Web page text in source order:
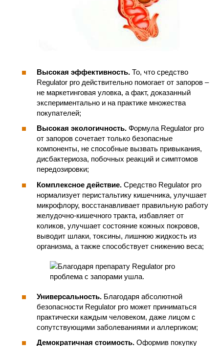
Высокая эффективность. То, что средство
Regulator pro действительно помогает от запоров –
не маркетинговая уловка, а факт, доказанный
экспериментально и на практике множества
покупателей;
Высокая экологичность. Формула Regulator pro
от запоров сочетает только безопасные
компоненты, не способные вызвать привыкания,
дисбактериоза, побочных реакций и симптомов
передозировки;
Комплексное действие. Средство Regulator pro
нормализует перистальтику кишечника, улучшает
микрофлору, восстанавливает правильную работу
желудочно-кишечного тракта, избавляет от
коликов, улучшает состояние кожных покровов,
выводит шлаки, токсины, лишнюю жидкость из
организма, а также способствует снижению веса;
Универсальность. Благодаря абсолютной
безопасности Regulator pro может приниматься
практически каждым человеком, даже лицом с
сопутствующими заболеваниями и аллергиком;
Демократичная стоимость. Оформив покупку